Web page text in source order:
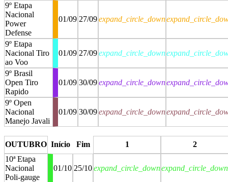
9º Etapa
Nacional
Power
Defense
01/09 27/09expand_circle_down
9º Etapa
Nacional Tiro
ao Voo
01/09 27/09expand_circle_down
9º Brasil
Open Tiro
Rapido
01/09 30/09expand_circle_down
9º Open
Nacional
Manejo Javali
01/09 30/09expand_circle_down
OUTUBRO Início Fim 1
2
10ª Etapa
Nacional
Poli-gauge
01/10 25/10expand_circle_downexpand_circle_down